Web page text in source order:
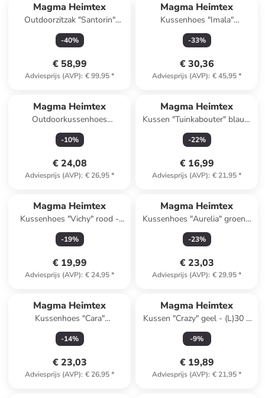
Magma Heimtex
Outdoorzitzak "Santorin"
taupe - (B)65 x (H)35 x (D)55
cm
-40%
€ 58,99
Adviesprijs (AVP): € 99,95*
Magma Heimtex
Kussenhoes "Imala"
meerkleurig - (L)45 x (B)45 cm
-33%
€ 30,36
Adviesprijs (AVP): € 45,95*
Magma Heimtex
Outdoorkussenhoes
''Coronado'' beige/crème -
(L)50 x (B)50 cm
-10%
€ 24,08
Adviesprijs (AVP): € 26,95*
Magma Heimtex
Kussen "Tuinkabouter" blauw
- (L)30 x (B)50 cm
-22%
€ 16,99
Adviesprijs (AVP): € 21,95*
Magma Heimtex
Kussenhoes "Vichy" rood -
(L)45 x (B)45 cm
-19%
€ 19,99
Adviesprijs (AVP): € 24,95*
Magma Heimtex
Kussenhoes "Aurelia" groen -
(L)40 x (B)60 cm
-23%
€ 23,03
Adviesprijs (AVP): € 29,95*
Magma Heimtex
Kussenhoes "Cara"
meerkleurig - (L)45 x (B)45 cm
-14%
€ 23,03
Adviesprijs (AVP): € 26,95*
Magma Heimtex
Kussen "Crazy" geel - (L)30 x
(B)50 cm
-9%
€ 19,89
Adviesprijs (AVP): € 21,95*